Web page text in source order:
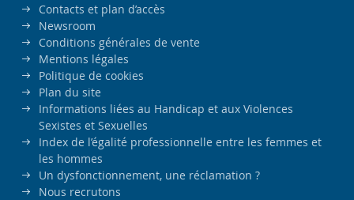
Contacts et plan d’accès
Newsroom
Conditions générales de vente
Mentions légales
Politique de cookies
Plan du site
Informations liées au Handicap et aux Violences
Sexistes et Sexuelles
Index de l’égalité professionnelle entre les femmes et
les hommes
Un dysfonctionnement, une réclamation ?
Nous recrutons